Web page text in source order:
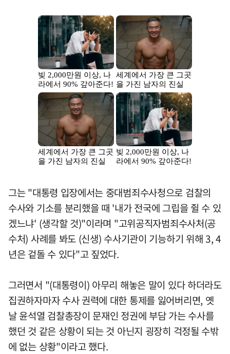
그는 "대통령 입장에서는 중대범죄수사청으로 검찰의
수사와 기소를 분리했을 때 '내가 전국에 그립을 쥘 수 있
겠느냐' (생각할 것)"이라며 "고위공직자범죄수사처(공
수처) 사례를 봐도 (신생) 수사기관이 기능하기 위해 3, 4
년은 겉돌 수 있다"고 짚었다.
그러면서 "(대통령이) 아무리 해놓은 말이 있다 하더라도
집권하자마자 수사 권력에 대한 통제를 잃어버리면, 옛
날 윤석열 검찰총장이 문재인 정권에 부담 가는 수사를
했던 것 같은 상황이 되는 것 아닌지 굉장히 걱정될 수밖
에 없는 상황"이라고 했다.